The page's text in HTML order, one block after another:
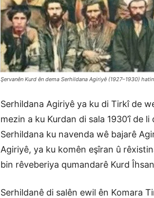
Şervanên Kurd ên dema Serhildana Agiriyê (1927–1930)
Serhildana Agiriyê ya ku di Tirkî de
mezin a ku Kurdan di sala 1930’î de
Serhildana ku navenda wê bajarê
Agiriyê, ya ku komên eşîran û
bin rêveberiya qumandarê Kurd
Serhildanê di salên ewil ên Komara